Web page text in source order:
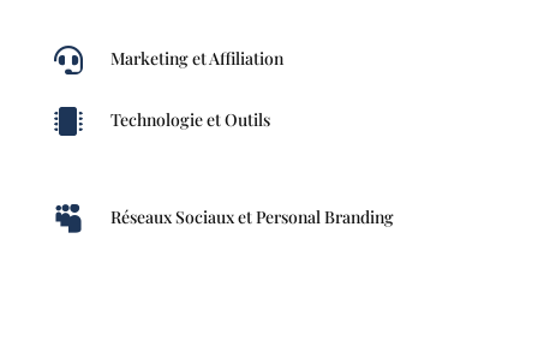
 Marketing et Affiliation
 Technologie et Outils
 Réseaux Sociaux et Personal Branding